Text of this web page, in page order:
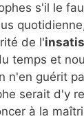
s'il le
de l'
temps et
n'en guérit
serait d'y
à la